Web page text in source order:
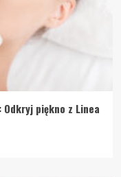
Odkryj piękno z Linea